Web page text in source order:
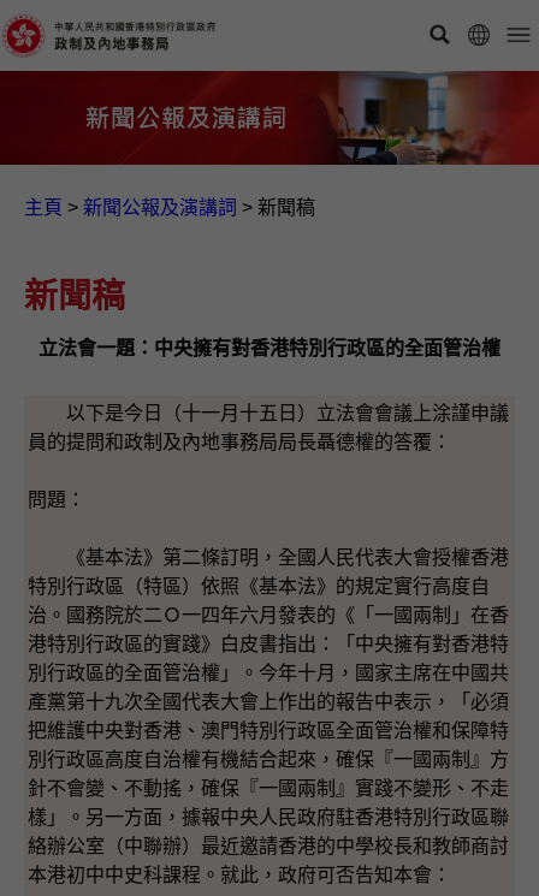
主頁 > 新聞公報及演講詞 > 新聞稿
新聞稿
立法會一題：中央擁有對香港特別行政區的全面管治權
以下是今日（十一月十五日）立法會會議上涂謹申議
員的提問和政制及內地事務局局長聶德權的答覆：
問題：
《基本法》第二條訂明，全國人民代表大會授權香港
特別行政區（特區）依照《基本法》的規定實行高度自
治。國務院於二Ｏ一四年六月發表的《「一國兩制」在香
港特別行政區的實踐》白皮書指出：「中央擁有對香港特
別行政區的全面管治權」。今年十月，國家主席在中國共
產黨第十九次全國代表大會上作出的報告中表示，「必須
把維護中央對香港、澳門特別行政區全面管治權和保障特
別行政區高度自治權有機結合起來，確保『一國兩制』方
針不會變、不動搖，確保『一國兩制』實踐不變形、不走
樣」。另一方面，據報中央人民政府駐香港特別行政區聯
絡辦公室（中聯辦）最近邀請香港的中學校長和教師商討
本港初中中史科課程。就此，政府可否告知本會：